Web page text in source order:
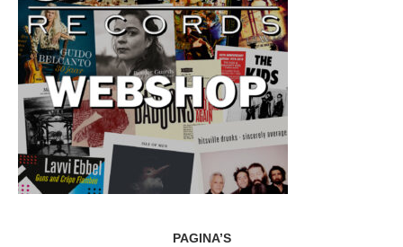
PAGINA’S